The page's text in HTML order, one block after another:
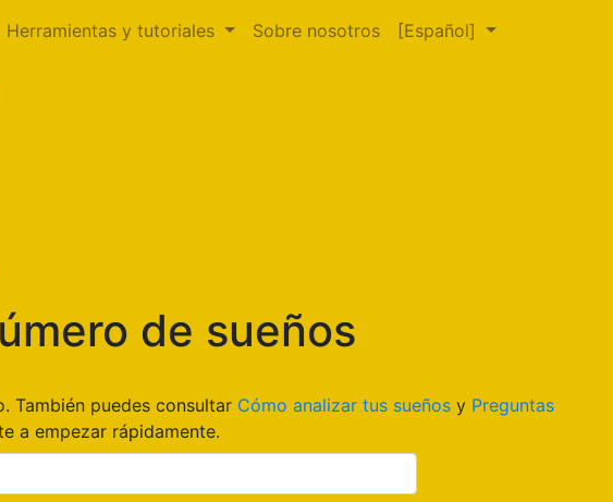
Herramientas y tutoriales Sobre nosotros [Español]
de sueños
También puedes consultar Cómo analizar tus sueños y Preguntas
a empezar rápidamente.